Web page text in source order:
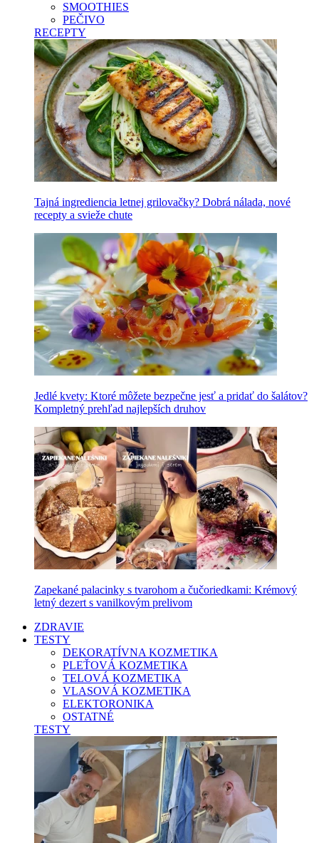
SMOOTHIES
PEČIVO
RECEPTY
Tajná ingrediencia letnej grilovačky? Dobrá nálada, nové
recepty a svieže chute
Jedlé kvety: Ktoré môžete bezpečne jesť a pridať do šalátov?
Kompletný prehľad najlepších druhov
Zapekané palacinky s tvarohom a čučoriedkami: Krémový
letný dezert s vanilkovým prelivom
ZDRAVIE
TESTY
DEKORATÍVNA KOZMETIKA
PLEŤOVÁ KOZMETIKA
TELOVÁ KOZMETIKA
VLASOVÁ KOZMETIKA
ELEKTORONIKA
OSTATNÉ
TESTY